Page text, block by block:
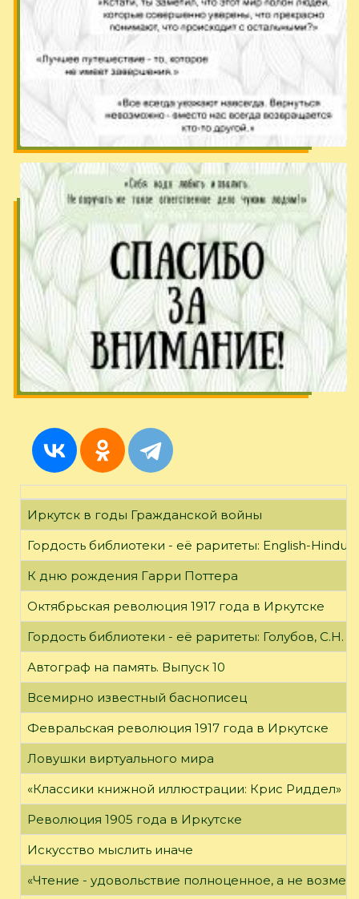
Иркутск в годы Гражданской войны
Гордость библиотеки - её раритеты: English-
К дню рождения Гарри Поттера
Октябрьская революция 1917 года в Иркутске
Гордость библиотеки - её раритеты: Голубов, С.Н.
Автограф на память. Выпуск 10
Всемирно известный баснописец
Февральская революция 1917 года в Иркутске
Ловушки виртуального мира
«Классики книжной иллюстрации: Крис Риддел»
Революция 1905 года в Иркутске
Искусство мыслить иначе
«Чтение - удовольствие полноценное, а не